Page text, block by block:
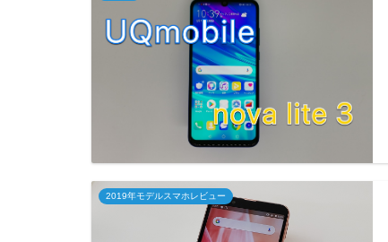
2019年モデルスマホレビュー